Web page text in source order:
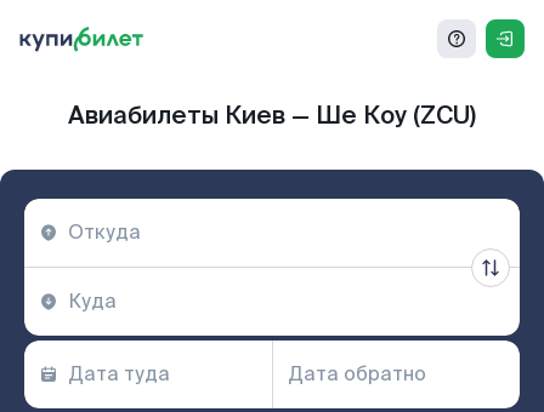
Авиабилеты Киев — Ше Коу (ZCU)